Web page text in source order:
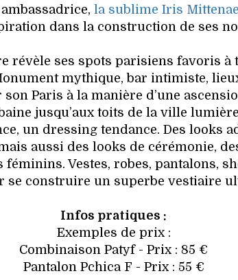
la sublime Iris
dans la construction de ses
révèle ses spots parisiens favoris
mythique, bar intimiste,
Paris à la manière d’une
jusqu’aux toits de la ville
un dressing tendance. Des looks
aussi des looks de cérémonie,
féminins. Vestes, robes, pantalons,
se construire un superbe vestiaire
Infos pratiques :
Exemples de prix :
Combinaison Patyf - Prix : 85 €
Pantalon Pchica F - Prix : 55 €